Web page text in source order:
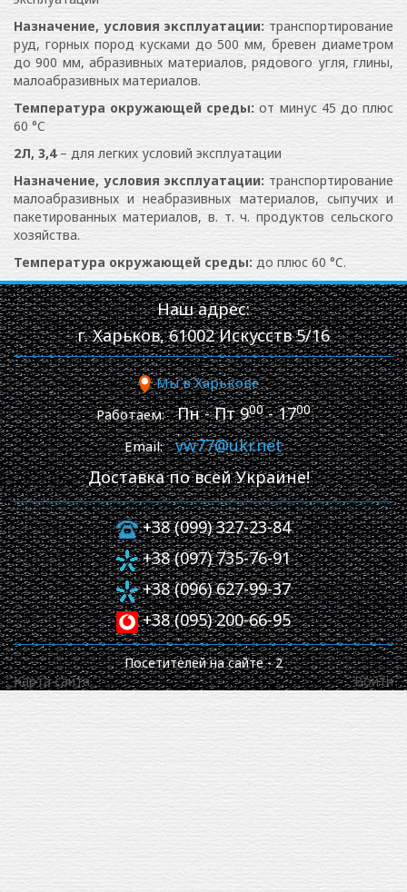
Назначение, условия эксплуатации: транспортирование
руд, горных пород кусками до 500 мм, бревен диаметром
до 900 мм, абразивных материалов, рядового угля, глины,
малоабразивных материалов.
Температура окружающей среды: от минус 45 до плюс
60 °C
2Л, 3,4– для легких условий эксплуатации
Назначение, условия эксплуатации: транспортирование
малоабразивных и неабразивных материалов, сыпучих и
пакетированных материалов, в. т. ч. продуктов сельского
хозяйства.
Температура окружающей среды: до плюс 60 °C.
Наш адрес:
г. Харьков, 61002 Искусств 5/16
Мы в Харькове
Работаем: Пн - Пт 900- 1700
Email: vw77@ukr.net
Доставка по всей Украине!
+38 (099) 327-23-84
+38 (097) 735-76-91
+38 (096) 627-99-37
+38 (095) 200-66-95
Посетителей на сайте -2
Карта сайта
Войти